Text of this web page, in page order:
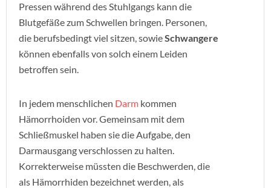
Pressen während des Stuhlgangs kann die
Blutgefäße zum Schwellen bringen. Personen,
die berufsbedingt viel sitzen, sowieSchwangere
können ebenfalls von solch einem Leiden
betroffen sein.
In jedem menschlichen Darm kommen
Hämorrhoiden vor. Gemeinsam mit dem
Schließmuskel haben sie die Aufgabe, den
Darmausgang verschlossen zu halten.
Korrekterweise müssten die Beschwerden, die
als Hämorrhiden bezeichnet werden, als